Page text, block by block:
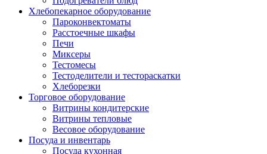
Хлебопекарное оборудование
Пароконвектоматы
Расстоечные шкафы
Печи
Миксеры
Тестомесы
Тестоделители и тестораскатки
Хлеборезки
Торговое оборудование
Витрины кондитерские
Витрины тепловые
Весовое оборудование
Посуда и инвентарь
Посуда кухонная